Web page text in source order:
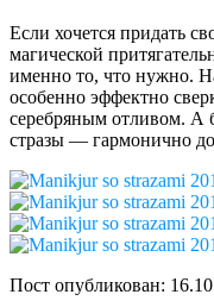
Если хочется придать
магической
именно то, что нужно.
особенно эффектно
серебряным отливом. А
стразы — гармонично
Пост опубликован: